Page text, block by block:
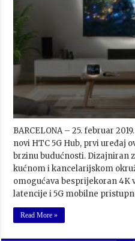
BARCELONA – 25. februar
novi HTC 5G Hub, prvi uređaj
brzinu budućnosti. Dizajniran
kućnom i kancelarijskom
omogućava besprijekoran 4K
latencije i 5G mobilne
Read More »